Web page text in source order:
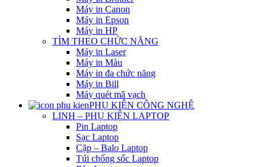
Máy in Canon
Máy in Epson
Máy in HP
TÌM THEO CHỨC NĂNG
Máy in Laser
Máy in Màu
Máy in đa chức năng
Máy in Bill
Máy quét mã vạch
PHỤ KIỆN CÔNG NGHỆ
LINH – PHỤ KIỆN LAPTOP
Pin Laptop
Sạc Laptop
Cặp – Balo Laptop
Túi chống sốc Laptop